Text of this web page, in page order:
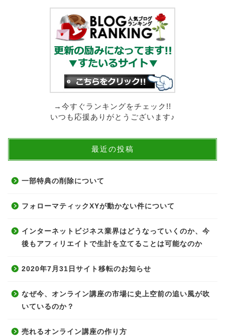
→今すぐランキングをチェック!!
いつも応援ありがとうございます♪
最近の投稿
一部特典の削除について
フォローマティックXYが動かない件について
インターネットビジネス業界はどうなっていくのか、今
後もアフィリエイトで生計を立てることは可能なのか
2020年7月31日サイト移転のお知らせ
なぜ今、オンライン講座の市場に史上空前の追い風が吹
いているのか？
売れるオンライン講座の作り方